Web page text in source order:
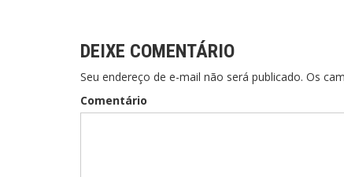
DEIXE COMENTÁRIO
Seu endereço de e-mail não será publicado. Os
Comentário